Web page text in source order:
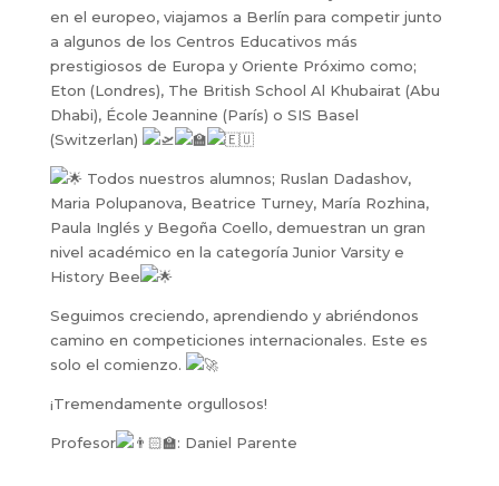
en el europeo, viajamos a Berlín para competir junto
a algunos de los Centros Educativos más
prestigiosos de Europa y Oriente Próximo como;
Eton (Londres), The British School Al Khubairat (Abu
Dhabi), École Jeannine (París) o SIS Basel
(Switzerlan)
Todos nuestros alumnos; Ruslan Dadashov,
Maria Polupanova, Beatrice Turney, María Rozhina,
Paula Inglés y Begoña Coello, demuestran un gran
nivel académico en la categoría Junior Varsity e
History Bee
Seguimos creciendo, aprendiendo y abriéndonos
camino en competiciones internacionales. Este es
solo el comienzo.
¡Tremendamente orgullosos!
Profesor : Daniel Parente